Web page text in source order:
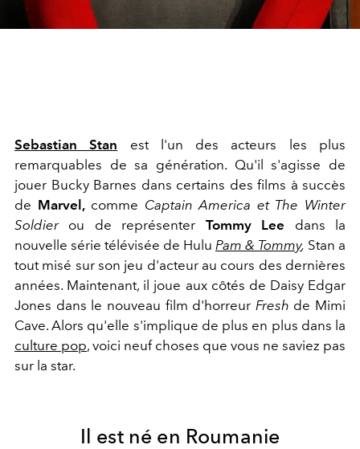
Sebastian Stan est l'un des acteurs les plus
remarquables de sa génération. Qu'il s'agisse de
jouer Bucky Barnes dans certains des films à succès
de Marvel,comme Captain America et The Winter
Soldierou de représenter Tommy Lee dans la
nouvelle série télévisée de Hulu Pam & Tommy, Stan a
tout misé sur son jeu d'acteur au cours des dernières
années. Maintenant, il joue aux côtés de Daisy Edgar
Jones dans le nouveau film d'horreur Fresh de Mimi
Cave. Alors qu'elle s'implique de plus en plus dans la
culture pop, voici neuf choses que vous ne saviez pas
sur la star.
Il est né en Roumanie